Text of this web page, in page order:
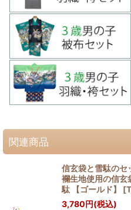
関連商品
信玄袋と雪駄のセ
襴生地使用の信玄
駄 【ゴールド】
[
3,780円(税込)